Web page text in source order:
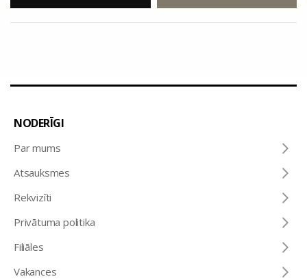
NODERĪGI
Par mums
Atsauksmes
Rekvizīti
Privātuma politika
Filiāles
Vakances